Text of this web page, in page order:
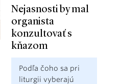
Nejasnosti by mal
organista
konzultovať s
kňazom
Podľa čoho sa pri
liturgii vyberajú